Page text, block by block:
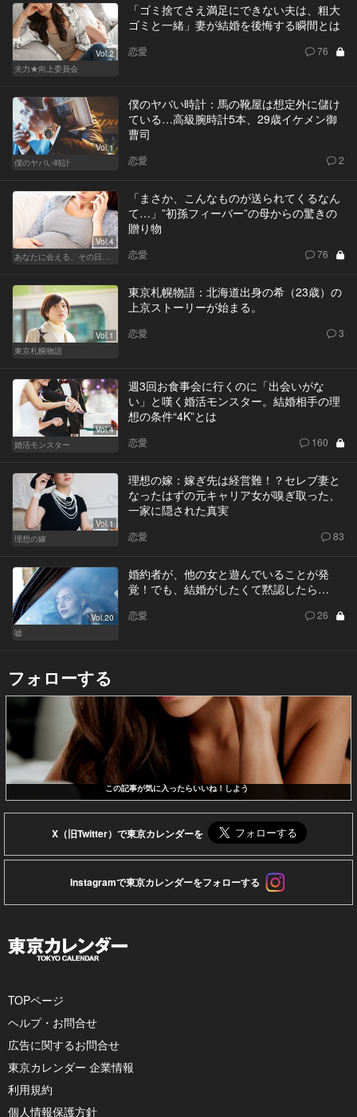
Vol.2
夫力★向上委員会
「ゴミ捨てさえ満足にできない夫は、粗大
ゴミと一緒」妻が結婚を後悔する瞬間とは
恋愛 76
Vol.1
僕のヤバい時計
僕のヤバい時計：馬の靴屋は想定外に儲け
ている…高級腕時計5本、29歳イケメン御
曹司
恋愛 2
Vol.4
「まさか、こんなものが送られてくるなん
て…」”初孫フィーバー”の母からの驚きの
贈り物
恋愛 76
Vol.1
東京札幌物語
東京札幌物語：北海道出身の希（23歳）の
上京ストーリーが始まる。
恋愛 3
Vol.4
婚活モンスター
週3回お食事会に行くのに「出会いがな
い」と嘆く婚活モンスター。結婚相手の理
想の条件“4K”とは
恋愛 160
Vol.1
理想の嫁
理想の嫁：嫁ぎ先は経営難！？セレブ妻と
なったはずの元キャリア女が嗅ぎ取った、
一家に隠された真実
恋愛 83
Vol.20
嘘
婚約者が、他の女と遊んでいることが発
覚！でも、結婚がしたくて黙認したら…
恋愛 26
フォローする
この記事が気に入ったらいいね！しよう
X（旧Twitter）で東京カレンダーを
Instagramで東京カレンダーをフォローする
TOPページ
ヘルプ・お問合せ
広告に関するお問合せ
東京カレンダー 企業情報
利用規約
個人情報保護方針